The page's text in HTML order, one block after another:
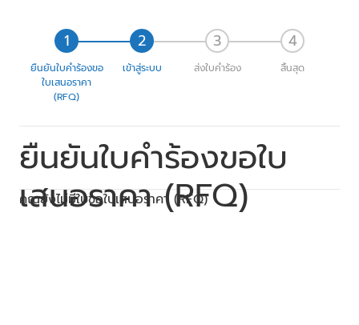
ยืนยันใบคำร้องขอ
ใบเสนอราคา
(RFQ)
เข้าสู่ระบบ ส่งใบคำร้อง สิ้นสุด
ยืนยันใบคำร้องขอใบ
เสนอราคา (RFQ)
คุณยังไม่มีใบขอใบเสนอราคา (RFQ)